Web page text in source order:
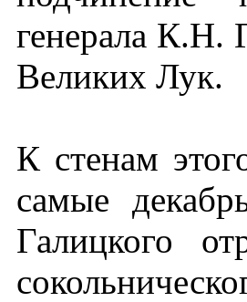
генерала К.Н.
Великих Лук.
К стенам
самые
Галицкого